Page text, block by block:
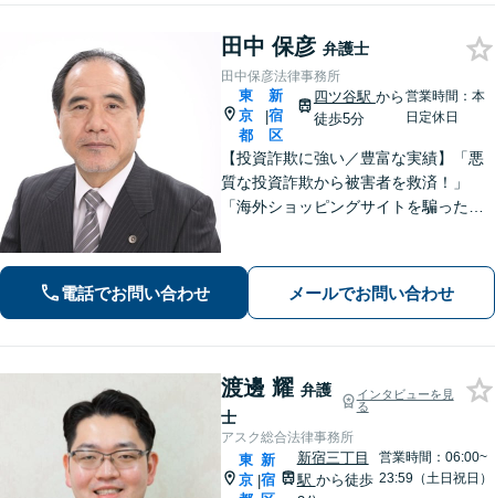
田中 保彦 弁護士
田中保彦法律事務所
東
京
都
|
新
宿
区
四ツ谷駅 から
徒歩5分
営業時間：本
日定休日
【投資詐欺に強い／豊富な実績】「悪
質な投資詐欺から被害者を救済！」
「海外ショッピングサイトを騙った詐
少しでも多くの返金が得られるよう尽
力します！
電話でお問い合わせ メールでお問い合わせ
渡邊 耀 弁護
士
インタビューを見
る
アスク総合法律事務所
東
京 |
新
宿
新宿三丁目
駅 から徒歩
営業時間：06:00~
23:59（土日祝日）